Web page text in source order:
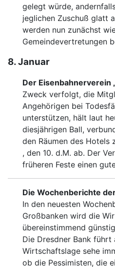
gelegt würde,
jeglichen Zuschuß glatt
werden nun zunächst
Gemeindevertretungen
8. Januar
Der Eisenbahnerverein
Zweck verfolgt, die
Angehörigen bei
unterstützen, hält laut
diesjährigen Ball,
den Räumen des Hotels
, den 10. d.M. ab. Der
früheren Feste einen
Die Wochenberichte
In den neuesten
Großbanken wird die
übereinstimmend
Die Dresdner Bank führt
Wirtschaftslage sehe
ob die Pessimisten, die